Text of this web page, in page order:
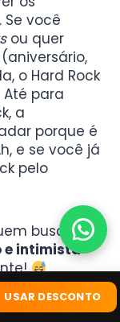
você
ou quer
o Hard Rock
para
a
porque é
e se você já
pelo
busca
e intimista–
se você quer
porque o
USAR DESCONTO